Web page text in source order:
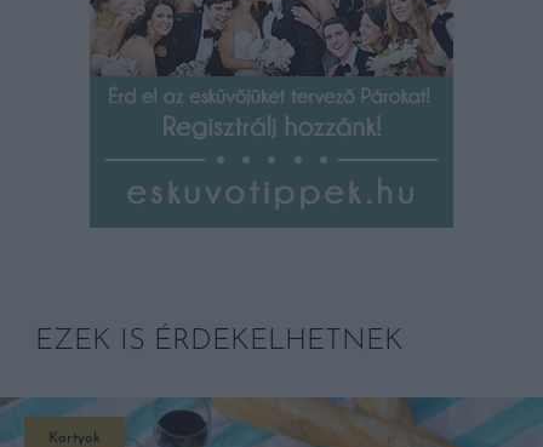
EZEK IS ÉRDEKELHETNEK
Kortyok